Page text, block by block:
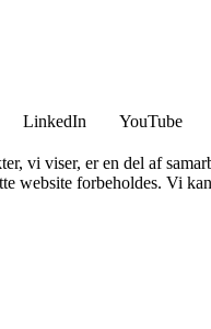
LinkedIn YouTube
vi viser, er en del af
website forbeholdes. Vi